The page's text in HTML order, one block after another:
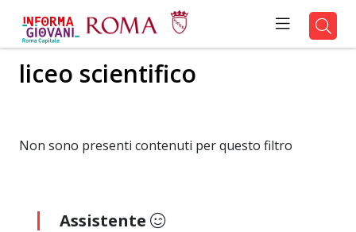
liceo scientifico
Non sono presenti contenuti per questo filtro
Assistente